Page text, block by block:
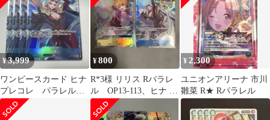
¥3,999
ワンピースカード ヒナ
プレコレ パラレル 4
枚
¥800
R*3様 リリス Rパラレ
ル OP13-113、ヒナ R
パラレル EB03-02
¥ 2,300
ユニオンアリーナ 市川
雛菜 R★ Rパラレル